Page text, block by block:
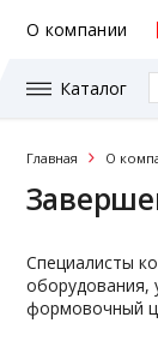
О компании
Каталог
Главная О
Специалисты
оборудования,
формовочный